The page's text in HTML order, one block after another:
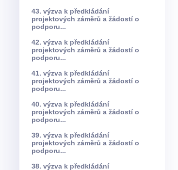
43. výzva k předkládání
projektových záměrů a žádostí o
podporu...
42. výzva k předkládání
projektových záměrů a žádostí o
podporu...
41. výzva k předkládání
projektových záměrů a žádostí o
podporu...
40. výzva k předkládání
projektových záměrů a žádostí o
podporu...
39. výzva k předkládání
projektových záměrů a žádostí o
podporu...
38. výzva k předkládání